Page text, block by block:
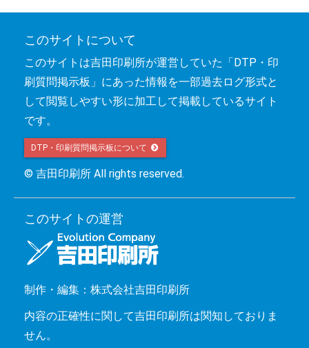
このサイトについて
このサイトは吉田印刷所が運営していた「DTP・印
刷質問掲示板」にあった情報を一部過去ログ形式と
して閲覧しやすい形に加工して掲載しているサイト
です。
DTP・印刷質問掲示板について
© 吉田印刷所 All rights reserved.
このサイトの運営
制作・編集：株式会社吉田印刷所
内容の正確性に関して吉田印刷所は関知しておりま
せん。